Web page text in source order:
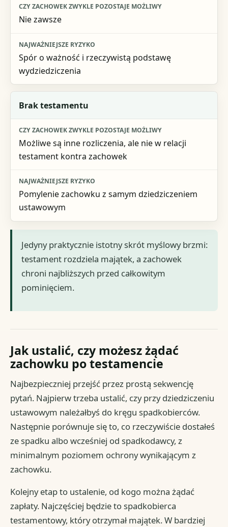
Nie zawsze
Spór o ważność i rzeczywistą podstawę
wydziedziczenia
Brak testamentu
Możliwe są inne rozliczenia, ale nie w relacji
testament kontra zachowek
Pomylenie zachowku z samym dziedziczeniem
ustawowym
Jedyny praktycznie istotny skrót myślowy brzmi:
testament rozdziela majątek, a zachowek
chroni najbliższych przed całkowitym
pominięciem.
Jak ustalić, czy możesz żądać
zachowku po testamencie
Najbezpieczniej przejść przez prostą sekwencję
pytań. Najpierw trzeba ustalić, czy przy dziedziczeniu
ustawowym należałbyś do kręgu spadkobierców.
Następnie porównuje się to, co rzeczywiście dostałeś
ze spadku albo wcześniej od spadkodawcy, z
minimalnym poziomem ochrony wynikającym z
zachowku.
Kolejny etap to ustalenie, od kogo można żądać
zapłaty. Najczęściej będzie to spadkobierca
testamentowy, który otrzymał majątek. W bardziej